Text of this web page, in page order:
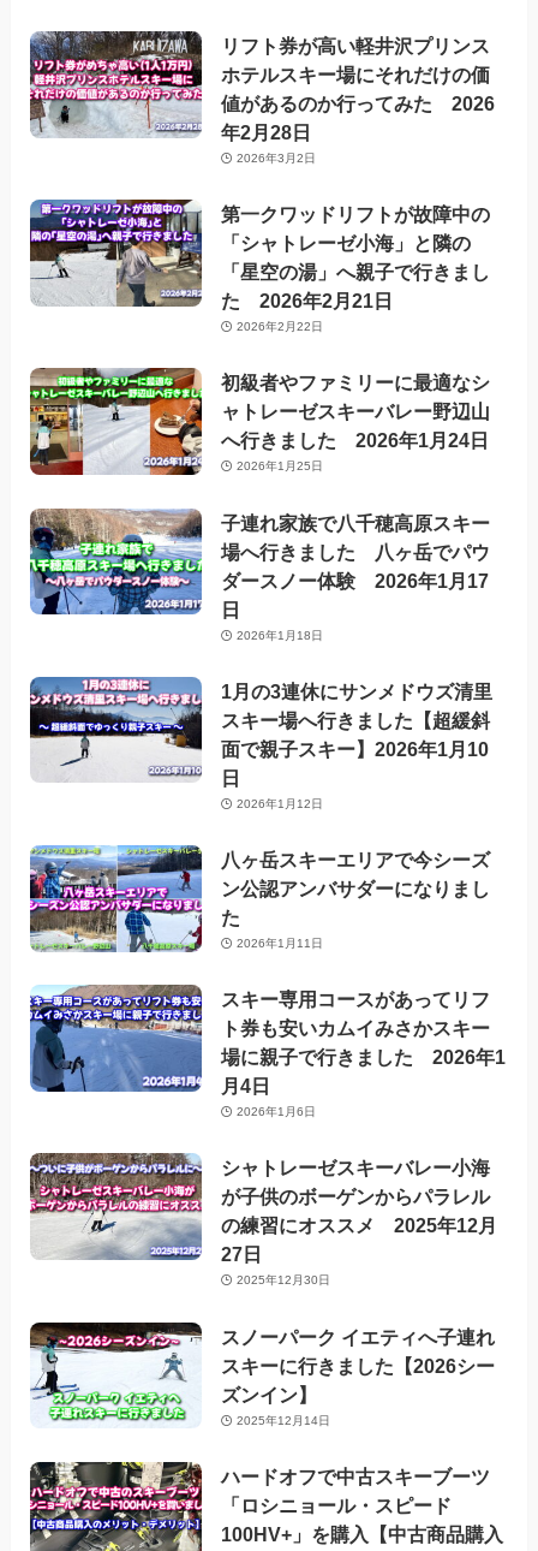
リフト券が高い軽井沢プリンス
ホテルスキー場にそれだけの価
値があるのか行ってみた 2026
年2月28日
2026年3月2日
第一クワッドリフトが故障中の
「シャトレーゼ小海」と隣の
「星空の湯」へ親子で行きまし
た 2026年2月21日
2026年2月22日
初級者やファミリーに最適なシ
ャトレーゼスキーバレー野辺山
へ行きました 2026年1月24日
2026年1月25日
子連れ家族で八千穂高原スキー
場へ行きました 八ヶ岳でパウ
ダースノー体験 2026年1月17
日
2026年1月18日
1月の3連休にサンメドウズ清里
スキー場へ行きました【超緩斜
面で親子スキー】2026年1月10
日
2026年1月12日
八ヶ岳スキーエリアで今シーズ
ン公認アンバサダーになりまし
た
2026年1月11日
スキー専用コースがあってリフ
ト券も安いカムイみさかスキー
場に親子で行きました 2026年1
月4日
2026年1月6日
シャトレーゼスキーバレー小海
が子供のボーゲンからパラレル
の練習にオススメ 2025年12月
27日
2025年12月30日
スノーパーク イエティへ子連れ
スキーに行きました【2026シー
ズンイン】
2025年12月14日
ハードオフで中古スキーブーツ
「ロシニョール・スピード
100HV+」を購入【中古商品購入